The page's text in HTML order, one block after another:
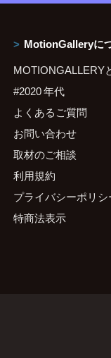
MotionGalleryに
MOTIONGALLERY
#2020 年代
よくあるご質問
お問い合わせ
取材のご相談
利用規約
プライバシーポリシ
特商法表示